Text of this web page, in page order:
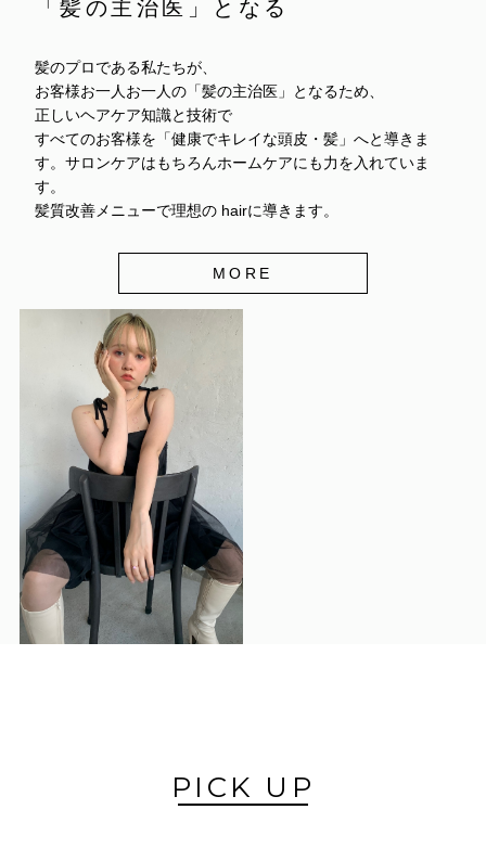
「髪の主治医」となる
髪のプロである私たちが、
お客様お一人お一人の「髪の主治医」となるため、
正しいヘアケア知識と技術で
すべてのお客様を「健康でキレイな頭皮・髪」へと導きま
す。サロンケアはもちろんホームケアにも力を入れていま
す。
髪質改善メニューで理想の hairに導きます。
MORE
PICK UP